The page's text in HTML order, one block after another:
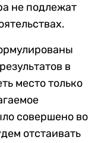
не подлежат
в
место только
совершено во
отстаивать